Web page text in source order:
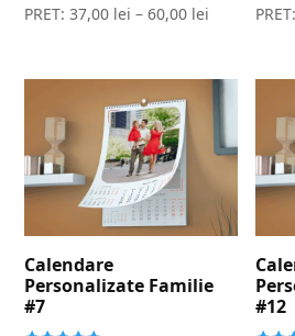
Evaluat la
5.00
PRET:37,00 lei –60,00 lei
5.00
Calendare
Personalizate Familie
#7
#12